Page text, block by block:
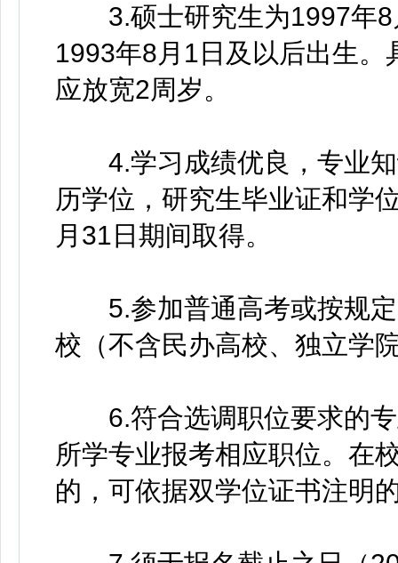
3.硕士研究生为1997年8
1993年8月1日及以后出生
应放宽2周岁。
4.学习成绩优良，专业知
历学位，研究生毕业证和学
月31日期间取得。
5.参加普通高考或按规定
校（不含民办高校、独立学
6.符合选调职位要求的专
所学专业报考相应职位。在
的，可依据双学位证书注明